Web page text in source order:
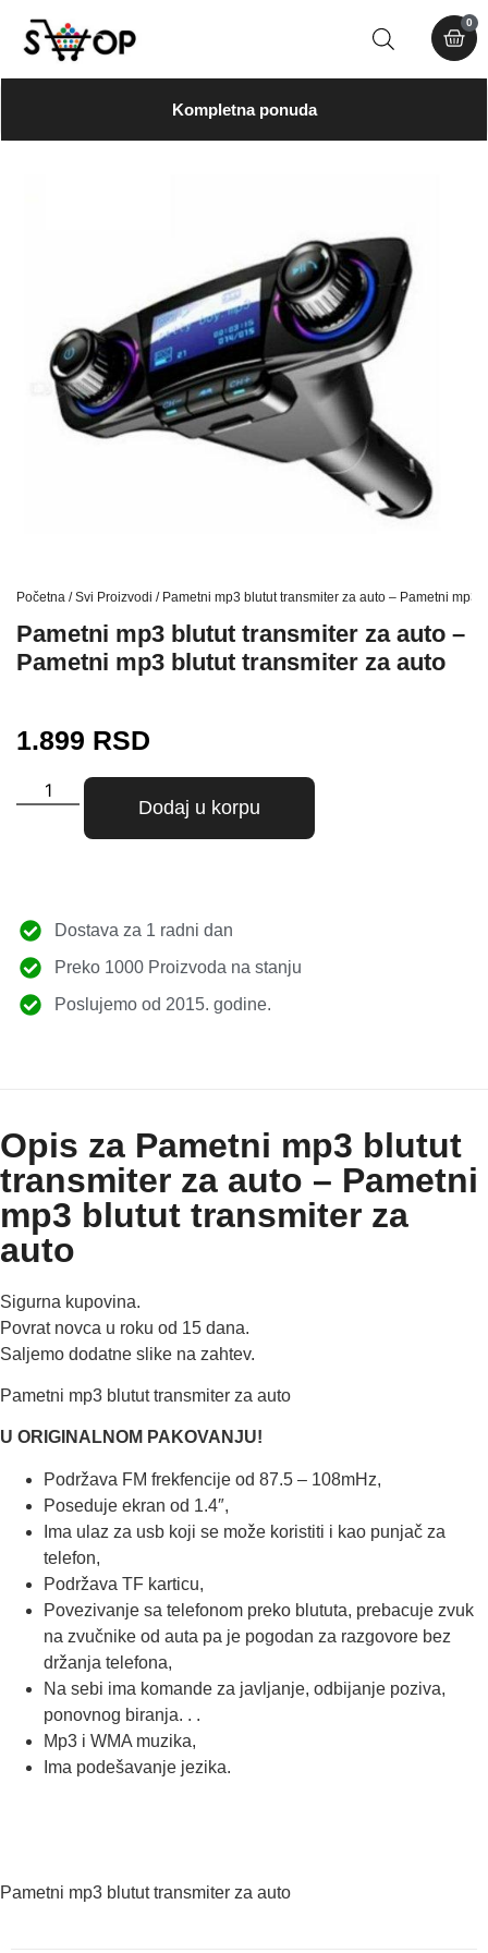
0
Kompletna ponuda
Početna /Svi Proizvodi / Pametni mp3 blutut transmiter za auto – Pametni mp3
Pametni mp3 blutut transmiter za auto –
Pametni mp3 blutut transmiter za auto
1.899 RSD
Dodaj u korpu
Dostava za 1 radni dan
Preko 1000 Proizvoda na stanju
Poslujemo od 2015. godine.
Opis za Pametni mp3 blutut
transmiter za auto – Pametni
mp3 blutut transmiter za
auto
Sigurna kupovina.
Povrat novca u roku od 15 dana.
Saljemo dodatne slike na zahtev.
Pametni mp3 blutut transmiter za auto
U ORIGINALNOM PAKOVANJU!
Podržava FM frekfencije od 87.5 – 108mHz,
Poseduje ekran od 1.4″,
Ima ulaz za usb koji se može koristiti i kao punjač za
telefon,
Podržava TF karticu,
Povezivanje sa telefonom preko blututa, prebacuje zvuk
na zvučnike od auta pa je pogodan za razgovore bez
držanja telefona,
Na sebi ima komande za javljanje, odbijanje poziva,
ponovnog biranja. . .
Mp3 i WMA muzika,
Ima podešavanje jezika.
Pametni mp3 blutut transmiter za auto